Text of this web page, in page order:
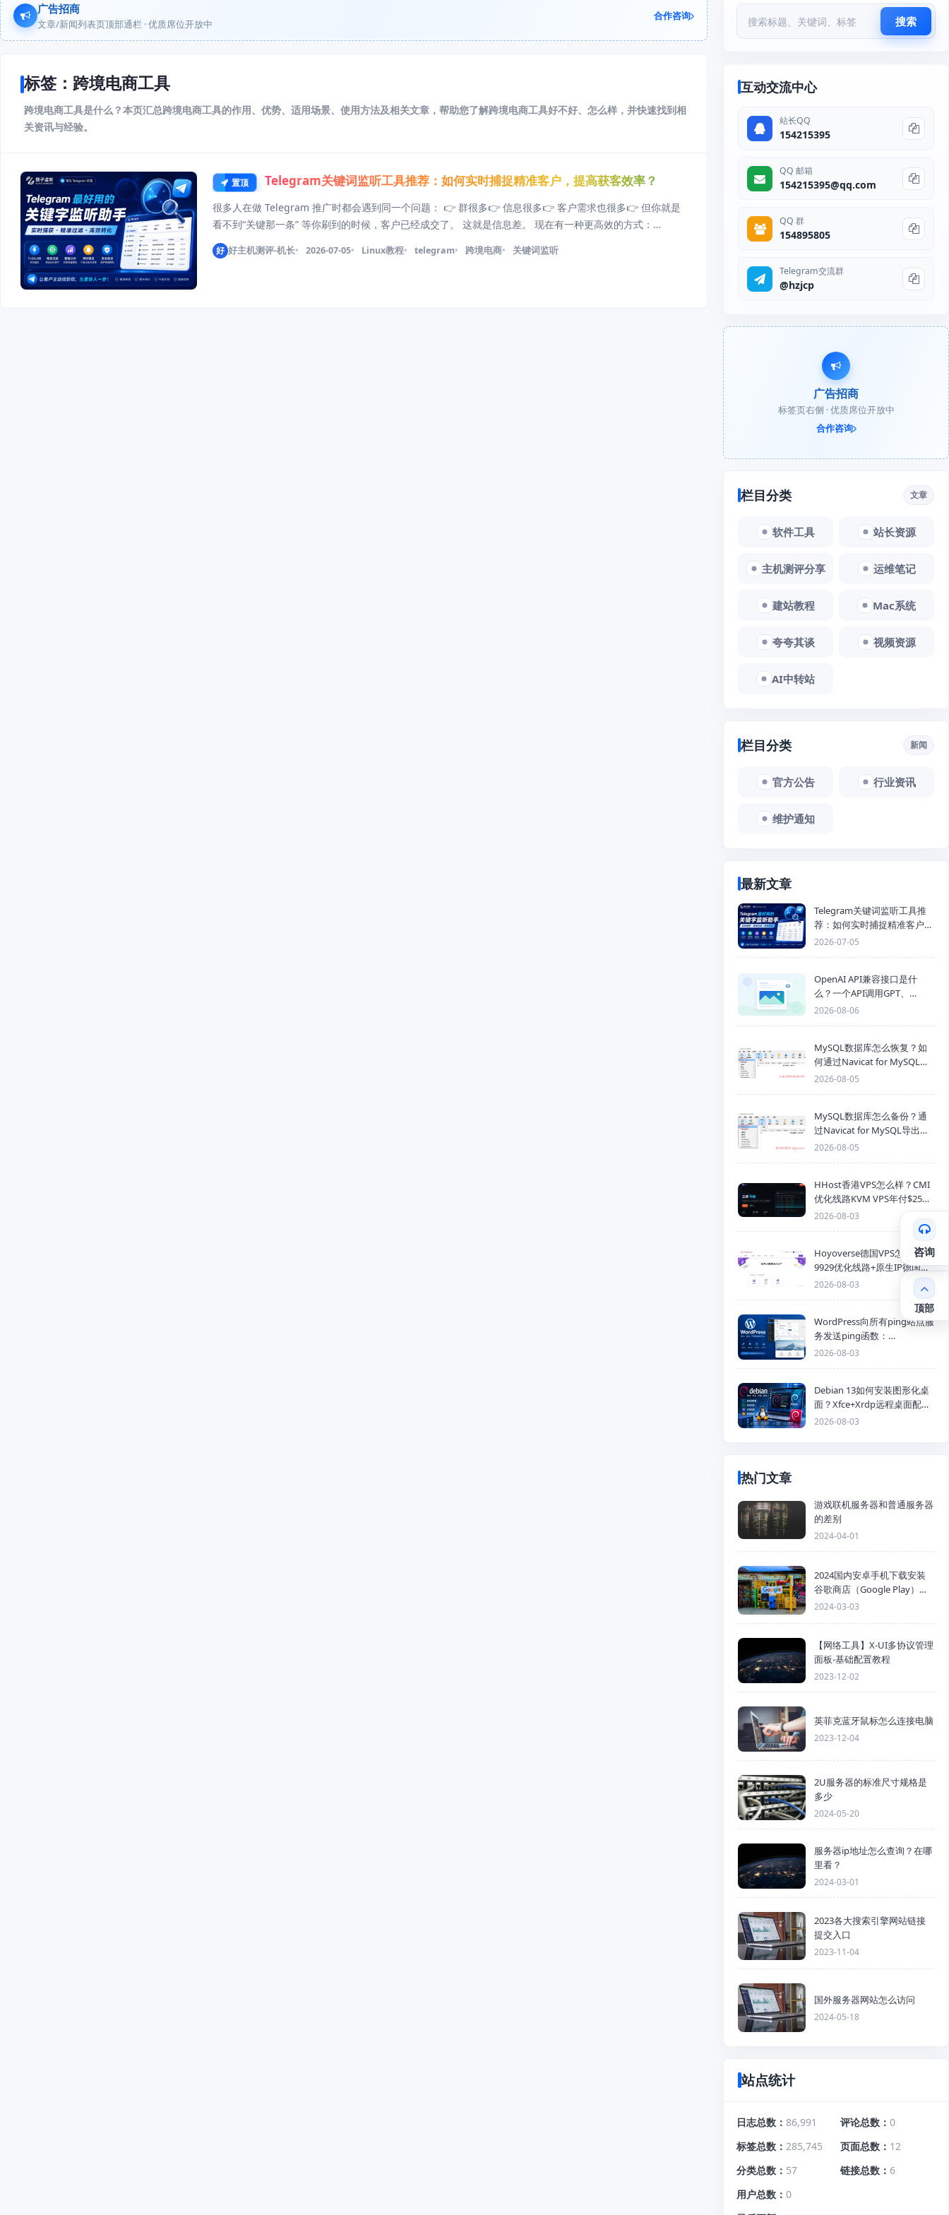
广告招商
文章/新闻列表页顶部通栏 · 优质席位开放中
合作咨询
标签：跨境电商工具
跨境电商工具是什么？本页汇总跨境电商工具的作用、优势、适用场景、使用方法及相关文章，帮助您了解跨境电商工具好不好、怎么样，并快速找到相
关资讯与经验。
置顶 Telegram关键词监听工具推荐：如何实时捕捉精准客户，提高获客效率？
很多人在做 Telegram 推广时都会遇到同一个问题： 👉 群很多👉 信息很多👉 客户需求也很多👉 但你就是
看不到“关键那一条” 等你刷到的时候，客户已经成交了。 这就是信息差。 现在有一种更高效的方式：
Telegram关键词监听获客工具 @kuaizi168Bot 比如「筷子监听」，它的作用很简单： 当有人在 Te
好 好主机测评-机长 2026-07-05 Linux教程 telegram 跨境电商 关键词监听
搜索
互动交流中心
站长QQ
154215395
QQ 邮箱
154215395@qq.com
QQ 群
154895805
Telegram交流群
@hzjcp
广告招商
标签页右侧 · 优质席位开放中
合作咨询
栏目分类 文章
软件工具 站长资源
主机测评分享 运维笔记
建站教程 Mac系统
夸夸其谈 视频资源
AI中转站
栏目分类 新闻
官方公告 行业资讯
维护通知
最新文章
Telegram关键词监听工具推
荐：如何实时捕捉精准客户，
提高获客效率？
2026-07-05
OpenAI API兼容接口是什
么？一个API调用GPT、
Claude、Gemini、DeepSeek
2026-08-06
MySQL数据库怎么恢复？如
何通过Navicat for MySQL导
入SQL备份文件
2026-08-05
MySQL数据库怎么备份？通
过Navicat for MySQL导出
Mysql数据库为SQL格式备份
2026-08-05
HHost香港VPS怎么样？CMI
优化线路KVM VPS年付$25
起，4GB内存优惠套餐
2026-08-03
Hoyoverse德国VPS怎么样？
9929优化线路+原生IP德国
KVM VPS推荐
2026-08-03
WordPress向所有ping站点服
务发送ping函数：
generic_ping
2026-08-03
Debian 13如何安装图形化桌
面？Xfce+Xrdp远程桌面配置
教程
2026-08-03
热门文章
游戏联机服务器和普通服务器
的差别
2024-04-01
2024国内安卓手机下载安装
谷歌商店（Google Play）详
细步骤
2024-03-03
【网络工具】X-UI多协议管理
面板-基础配置教程
2023-12-02
英菲克蓝牙鼠标怎么连接电脑
2023-12-04
2U服务器的标准尺寸规格是
多少
2024-05-20
服务器ip地址怎么查询？在哪
里看？
2024-03-01
2023各大搜索引擎网站链接
提交入口
2023-11-04
国外服务器网站怎么访问
2024-05-18
站点统计
日志总数 86,991 评论总数
0
标签总数
285,745 页面总数
12
分类总数
57 链接总数
6
用户总数
0
咨询
顶部